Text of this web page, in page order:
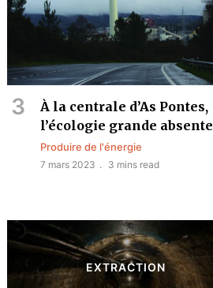
À la centrale d’As Pontes,
l’écologie grande absente
Produire de l'énergie
7 mars 2023 3 mins read
EXTRACTION